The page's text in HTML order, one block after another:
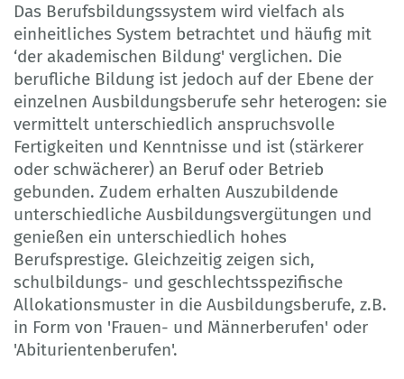
Das Berufsbildungssystem wird vielfach als
einheitliches System betrachtet und häufig mit
‘der akademischen Bildung' verglichen. Die
berufliche Bildung ist jedoch auf der Ebene der
einzelnen Ausbildungsberufe sehr heterogen: sie
vermittelt unterschiedlich anspruchsvolle
Fertigkeiten und Kenntnisse und ist (stärkerer
oder schwächerer) an Beruf oder Betrieb
gebunden. Zudem erhalten Auszubildende
unterschiedliche Ausbildungsvergütungen und
genießen ein unterschiedlich hohes
Berufsprestige. Gleichzeitig zeigen sich,
schulbildungs- und geschlechtsspezifische
Allokationsmuster in die Ausbildungsberufe, z.B.
in Form von 'Frauen- und Männerberufen' oder
'Abiturientenberufen'.